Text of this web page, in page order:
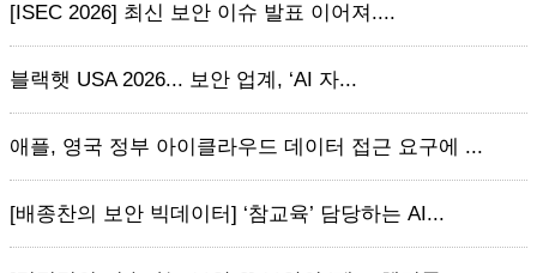
[ISEC 2026] 최신 보안 이슈 발표 이어져....
블랙햇 USA 2026... 보안 업계, ‘AI 자...
애플, 영국 정부 아이클라우드 데이터 접근 요구에 ...
[배종찬의 보안 빅데이터] ‘참교육’ 담당하는 AI...